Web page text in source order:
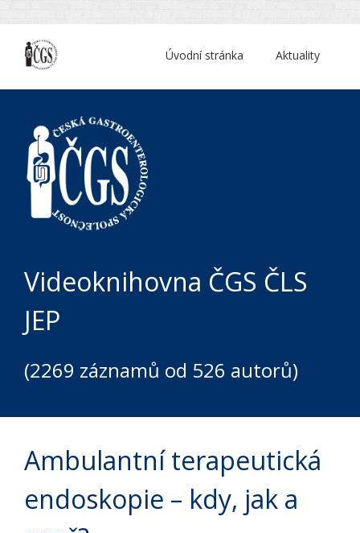
Aktuality
Úvodní stránka
Videoknihovna ČGS ČLS
JEP
(2269 záznamů od 526 autorů)
Ambulantní terapeutická
endoskopie – kdy, jak a